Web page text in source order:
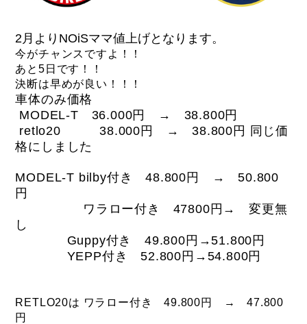
tern（ターン）
tern Crest
tern SURGE
tern SURGE PRO
tern SURGE UNO
2月よりNOiSママ値上げとなります。
今がチャンスですよ！！
あと5日です！！
決断は早めが良い！！！
車体のみ価格
MODEL-T 36.000円 → 38.800円
retlo20 38.000円 → 38.800円 同じ価
格にしました
MODEL-T bilby付き 48.800円 → 50.800
円
ワラロー付き 47800円→ 変更無
し
Guppy付き 49.800円→51.800円
YEPP付き 52.800円→54.800円
RETLO20は ワラロー付き 49.800円 → 47.800
円